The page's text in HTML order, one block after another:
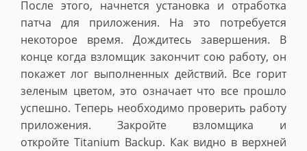
После этого, начнется установка и отработка
патча для приложения. На это потребуется
некоторое время. Дождитесь завершения. В
конце когда взломщик закончит сою работу, он
покажет лог выполненных действий. Все горит
зеленым цветом, это означает что все прошло
успешно. Теперь необходимо проверить работу
приложения. Закройте взломщика и
откройте Titanium Backup. Как видно в верхней